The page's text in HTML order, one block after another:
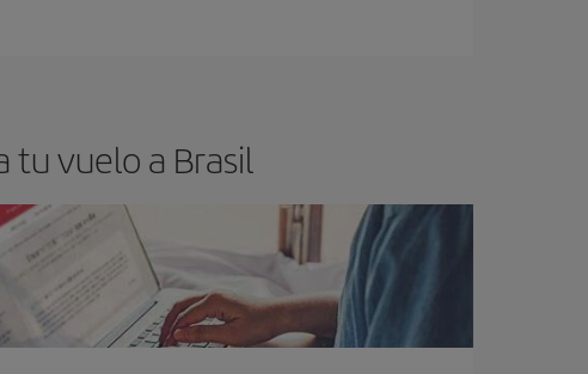
tu vuelo a Brasil